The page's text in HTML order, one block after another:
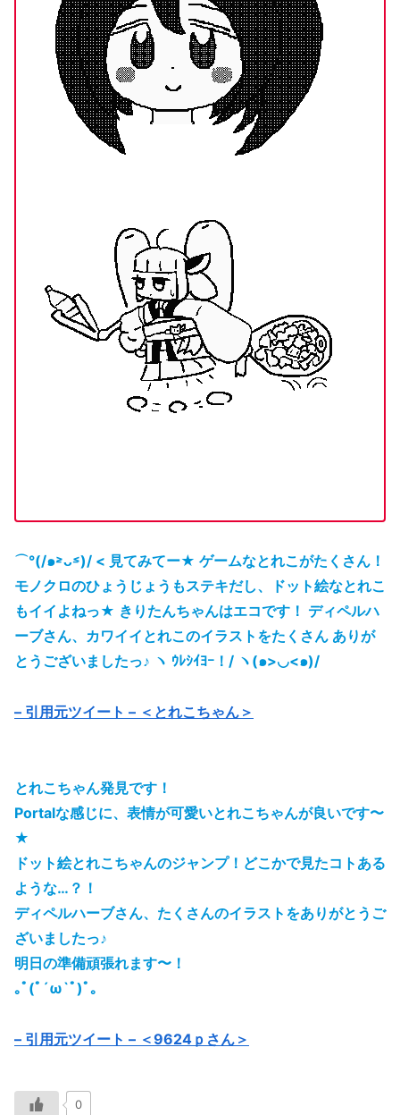
⌒°(/๑˃̵ᴗ˂̵)/ < 見てみてー★ ゲームなとれこがたくさん！
モノクロのひょうじょうもステキだし、ドット絵なとれこ
もイイよねっ★ きりたんちゃんはエコです！ ディペルハ
ーブさん、カワイイとれこのイラストをたくさん ありが
とうございましたっ♪ ヽ ｳﾚｼｲﾖｰ！/ ヽ(๑>◡<๑)/
– 引用元ツイート – ＜とれこちゃん＞
とれこちゃん発見です！
Portalな感じに、表情が可愛いとれこちゃんが良いです〜
★
ドット絵とれこちゃんのジャンプ！どこかで見たコトある
ような…？！
ディペルハーブさん、たくさんのイラストをありがとうご
ざいましたっ♪
明日の準備頑張れます〜！
｡ﾟ(ﾟ´ω`ﾟ)ﾟ｡
– 引用元ツイート – ＜9624ｐさん＞
0